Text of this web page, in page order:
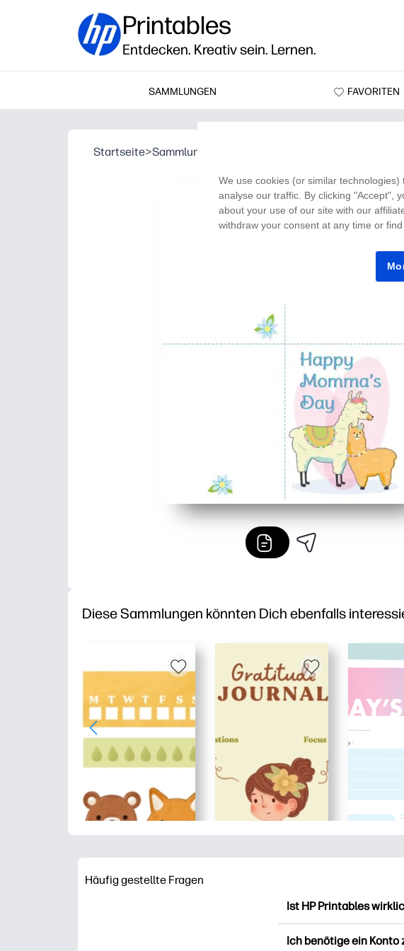
Printables
Entdecken. Kreativ sein. Lernen.
SAMMLUNGEN FAVORITEN
Startseite>Sammlungen HP Muttertagskarte mit Umschlag
Diese Sammlungen könnten Dich ebenfalls
Häufig gestellte Fragen
Ist HP Printables
Ich benötige ein Konto
We use cookies (or similar
analyse our traffic. By clicking "Accept",
about your use of our site with our
withdraw your consent at any time or